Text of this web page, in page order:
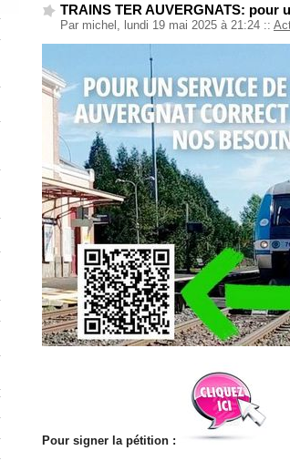
TRAINS TER AUVERGNATS: pour
Par michel, lundi 19 mai 2025 à 21:24 ::
Pour signer la pétition :